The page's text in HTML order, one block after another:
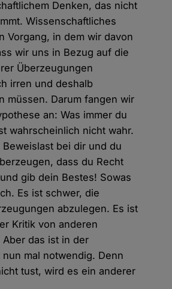
Denken, das nicht
Wissenschaftliches
Vorgang, in dem wir davon
wir uns in Bezug auf die
Überzeugungen
irren und deshalb
müssen. Darum fangen wir
an: Was immer du
wahrscheinlich nicht wahr.
bei dir und du
dass du Recht
gib dein Bestes! Sowas
Es ist schwer, die
abzulegen. Es ist
Kritik von anderen
das ist in der
mal notwendig. Denn
tust, wird es ein anderer